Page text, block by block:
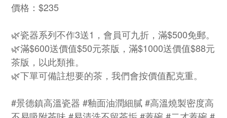
價格：$235
🌿瓷器系列不作3送1，會員可九折，滿$500免郵。
🌿滿$600送價值$50元茶版，滿$1000送價值$88元
茶版，以此類推。
🌿下單可備註想要的茶，我們會按價值配克重。
#景德鎮高溫瓷器 #釉面油潤細膩 #高溫燒製密度高